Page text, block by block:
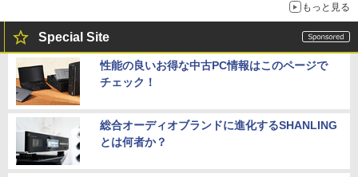
もっと見る
Special Site
性能の良いお得な中古PC情報はこのページで
チェック！
総合オーディオブランドに進化するSHANLING
とは何者か？